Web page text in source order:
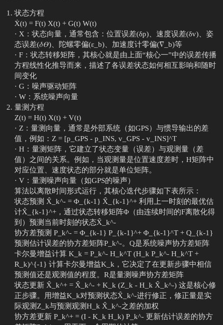
状态方程
Ẋ(t) = F(t) X(t) + G(t) W(t)
· X：状态向量，通常包含：位置误差(δp)、速度误差(δv)、姿
态误差(𝛿𝛳)、陀螺零偏(ε_b)、加速度计零偏(∇_b)等
· F：状态转移矩阵，其核心就是由上面“核心一”中的误差传播
方程线性化推导而来，描述了各误差状态如何相互影响和随时
间变化
· G：噪声驱动矩阵
· W：系统噪声向量
量测方程
Z(t) = H(t) X(t) + V(t)
· Z：量测向量，通常是外部系统（如GPS）与惯导输出的差
值，例如：Z = [p_GPS - p_INS, v_GPS - v_INS]^T
· H：量测矩阵，它建立了状态变量（误差）与观测量（差
值）之间的关系。例如，当观测量是位置速度差时，H矩阵中
对应位置、速度状态的部分就是单位矩阵。
· V：量测噪声向量（如GPS的噪声）
算法以离散时间形式运行，其核心迭代步骤如下表所示：
状态预测 X̂_k^- = Φ_{k-1} X̂_{k-1}^+ 利用上一时刻的最优估
计X̂_{k-1}^+，通过状态转移矩阵Φ（由连续时间的F离散化得
到）预测当前时刻的状态X̂_k^-
协方差预测 P_k^- = Φ_{k-1} P_{k-1}^+ Φ_{k-1}^T + Q_{k-1}
预测估计误差的协方差矩阵P_k^-。Q是系统噪声协方差矩阵
卡尔曼增益计算 K_k = P_k^- H_k^T (H_k P_k^- H_k^T +
R_k)^{-1} 计算卡尔曼增益K_k，它决定了在更新步骤中相信
预测值还是观测值的程度。R是量测噪声协方差矩阵
状态更新 X̂_k^+ = X̂_k^- + K_k (Z_k - H_k X̂_k^-) 这是核心修
正步骤。用增益K_k对预测状态X̂_k^-进行修正，修正量是实
际观测Z_k与预测观测H_k X̂_k^-之差的加权
协方差更新 P_k^+ = (I - K_k H_k) P_k^- 更新估计误差的协方